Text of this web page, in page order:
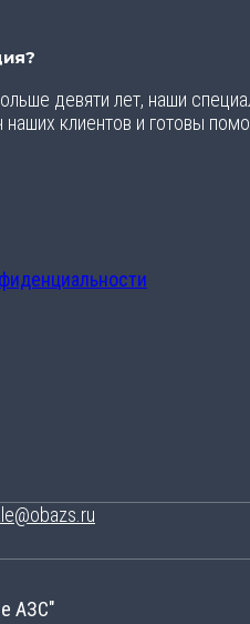
девяти лет, наши
наших клиентов и готовы
АЗС"